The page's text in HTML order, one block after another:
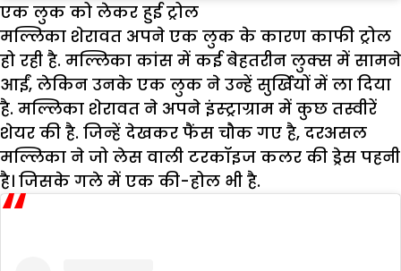
एक लुक को लेकर हुई ट्रोल
मल्लिका शेरावत अपने एक लुक के कारण काफी ट्रोल
हो रही है. मल्लिका कांस में कई बेहतरीन लुक्स में सामने
आईं, लेकिन उनके एक लुक ने उन्हें सुर्खियों में ला दिया
है. मल्लिका शेरावत ने अपने इंस्ट्राग्राम में कुछ तस्वीरें
शेयर की है. जिन्हें देखकर फैंस चौक गए है, दरअसल
मल्लिका ने जो लेस वाली टरकॉइज कलर की ड्रेस पहनी
है। जिसके गले में एक की-होल भी है.